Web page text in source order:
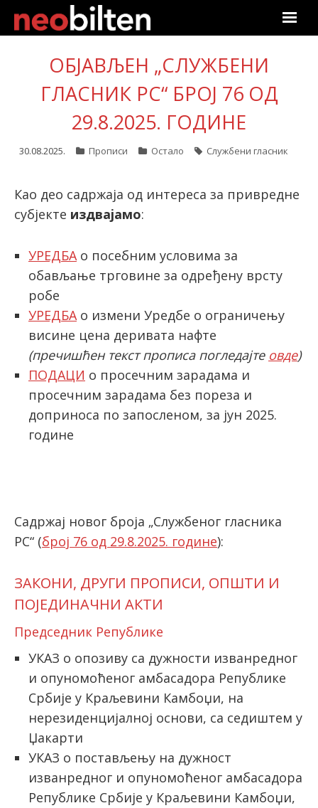
Почетна
Претрага
Актуелно
Подаци
Линкови
Претплата
Пријава
latinica
ОБЈАВЉЕН „СЛУЖБЕНИ
ГЛАСНИК РС“ БРОЈ 76 ОД
29.8.2025. ГОДИНЕ
30.08.2025. Прописи Остало Службени гласник
Као део садржаја од интереса за привредне
субјекте издвајамо:
УРЕДБАо посебним условима за
обављање трговине за одређену врсту
робе
УРЕДБАо измени Уредбе о ограничењу
висине цена деривата нафте
(пречишћен текст прописа погледајте овде)
ПОДАЦИ о просечним зарадама и
просечним зарадама без пореза и
доприноса по запосленом, за јун 2025.
године
Садржај новог броја „Службеног гласника
РС“ (број 76 од 29.8.2025. године):
ЗАКОНИ, ДРУГИ ПРОПИСИ, ОПШТИ И
ПОЈЕДИНАЧНИ АКТИ
Председник Републике
УКАЗ о опозиву са дужности изванредног
и опуномоћеног амбасадора Републике
Србије у Краљевини Камбоџи, на
нерезиденцијалној основи, са седиштем у
Џакарти
УКАЗ о постављењу на дужност
изванредног и опуномоћеног амбасадора
Републике Србије у Краљевини Камбоџи,